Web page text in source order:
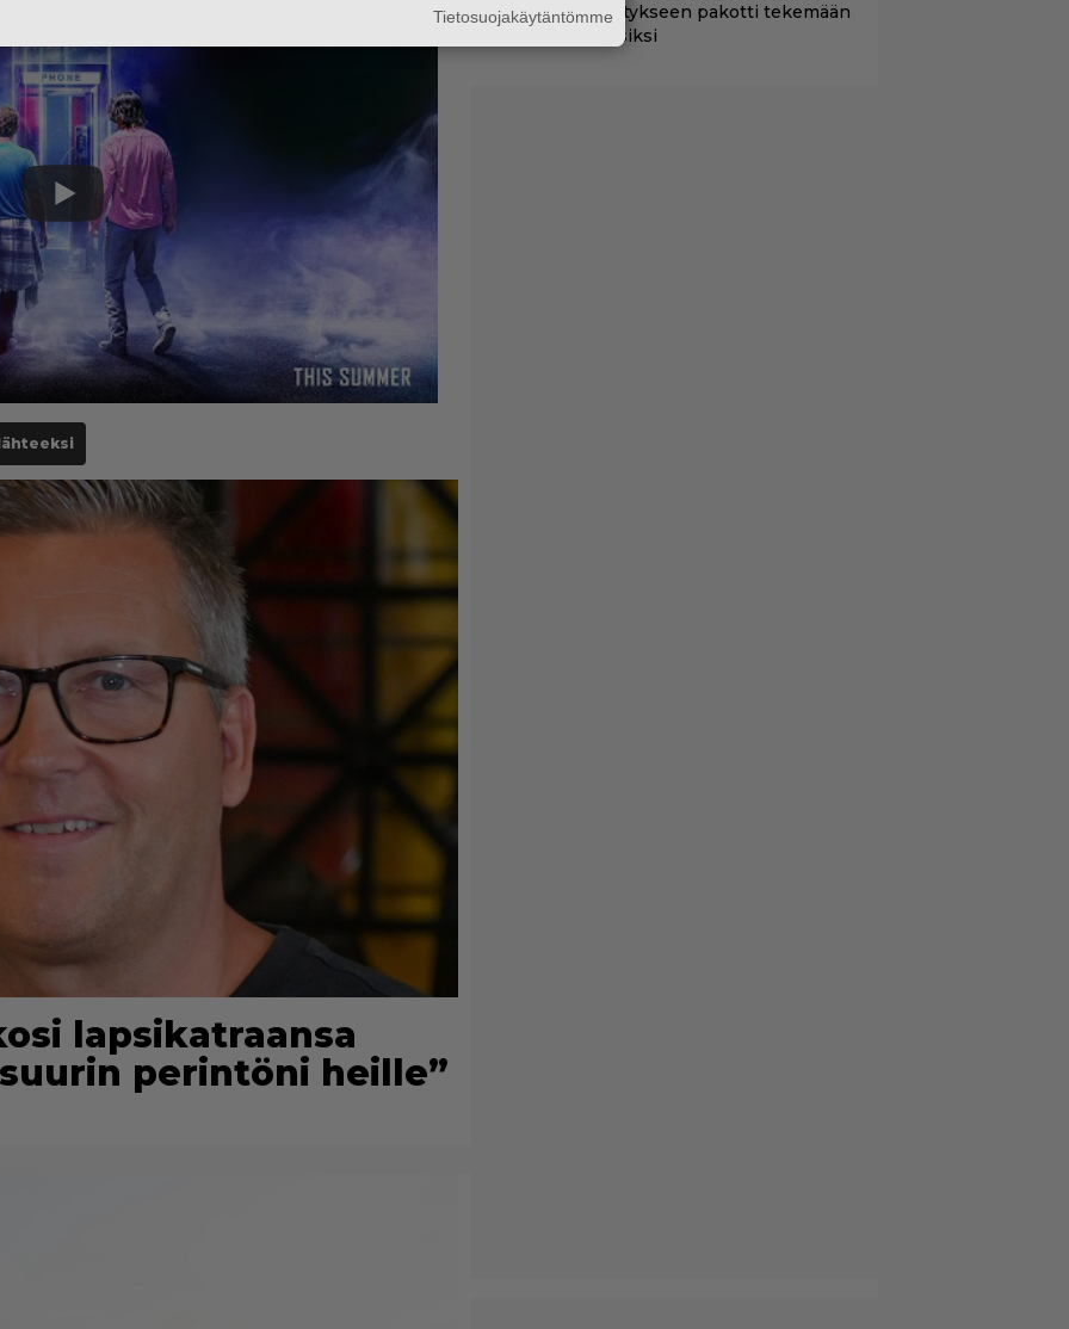
lapsikatraansa
perintöni heille”
toimintatykitykseen pakotti tekemään
kässärin uusiksi
Tietosuojakäytäntömme